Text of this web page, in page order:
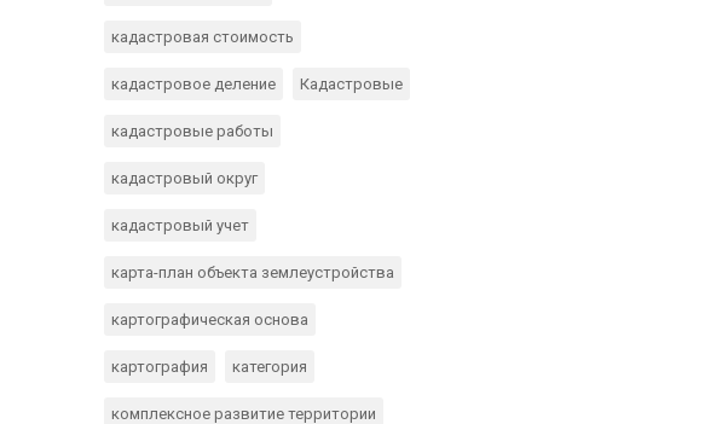
кадастровая стоимость
кадастровое деление Кадастровые
кадастровые работы
кадастровый округ
кадастровый учет
карта-план объекта землеустройства
картографическая основа
картография категория
комплексное развитие территории